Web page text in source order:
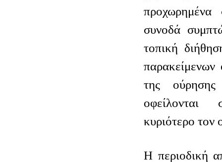
συνοδά
τοπική
παρακείμενων
της
κυριότερο τον
Η περιοδική